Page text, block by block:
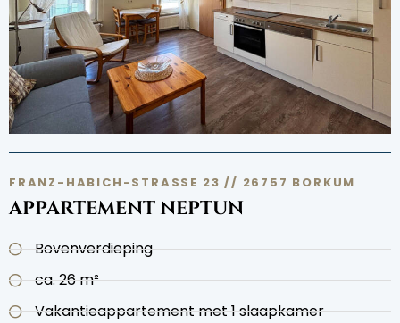
FRANZ-HABICH-STRASSE 23 // 26757 BORKUM
APPARTEMENT NEPTUN
Bovenverdieping
ca. 26 m²
Vakantieappartement met 1 slaapkamer